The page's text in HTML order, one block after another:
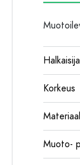
Korkeus
Muoto-